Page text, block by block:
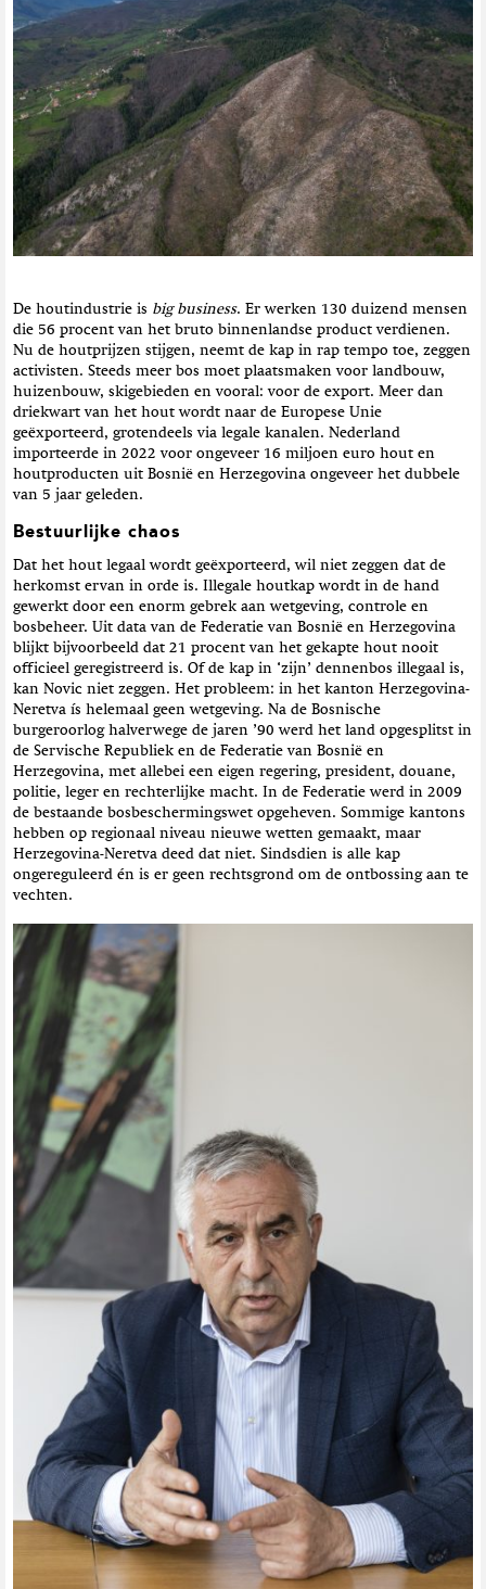
De houtindustrie is big business. Er werken 130 duizend mensen
die 56 procent van het bruto binnenlandse product verdienen.
Nu de houtprijzen stijgen, neemt de kap in rap tempo toe, zeggen
activisten. Steeds meer bos moet plaatsmaken voor landbouw,
huizenbouw, skigebieden en vooral: voor de export. Meer dan
driekwart van het hout wordt naar de Europese Unie
geëxporteerd, grotendeels via legale kanalen. Nederland
importeerde in 2022 voor ongeveer 16 miljoen euro hout en
houtproducten uit Bosnië en Herzegovina ongeveer het dubbele
van 5 jaar geleden.
Bestuurlijke chaos
Dat het hout legaal wordt geëxporteerd, wil niet zeggen dat de
herkomst ervan in orde is. Illegale houtkap wordt in de hand
gewerkt door een enorm gebrek aan wetgeving, controle en
bosbeheer. Uit data van de Federatie van Bosnië en Herzegovina
blijkt bijvoorbeeld dat 21 procent van het gekapte hout nooit
officieel geregistreerd is. Of de kap in ‘zijn’ dennenbos illegaal is,
kan Novic niet zeggen. Het probleem: in het kanton Herzegovina-
Neretva ís helemaal geen wetgeving. Na de Bosnische
burgeroorlog halverwege de jaren ’90 werd het land opgesplitst in
de Servische Republiek en de Federatie van Bosnië en
Herzegovina, met allebei een eigen regering, president, douane,
politie, leger en rechterlijke macht. In de Federatie werd in 2009
de bestaande bosbeschermingswet opgeheven. Sommige kantons
hebben op regionaal niveau nieuwe wetten gemaakt, maar
Herzegovina-Neretva deed dat niet. Sindsdien is alle kap
ongereguleerd én is er geen rechtsgrond om de ontbossing aan te
vechten.